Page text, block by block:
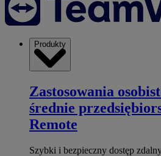
Produkty
Zastosowania
średnie
Remote
Szybki i bezpieczny dostęp